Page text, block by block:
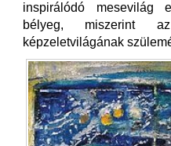
inspirálódó mesevilág
bélyeg, miszerint
képzeletvilágának